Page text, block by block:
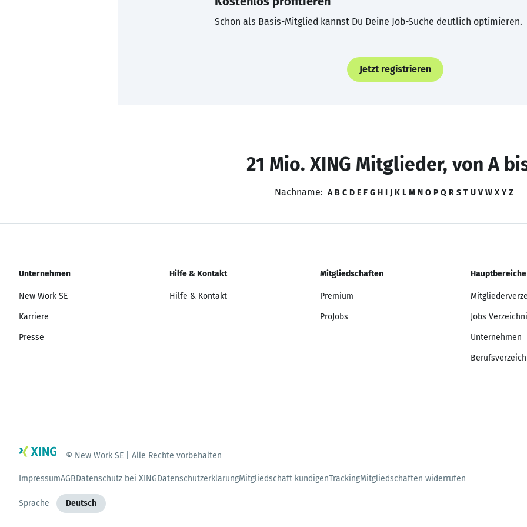
Schon als Basis-Mitglied kannst Du Deine Job-Suche deutlich optimieren.
Jetzt registrieren
21 Mio. XING Mitglieder, von A
Nachname: A B C D E F G H I J K L M N O P Q R S T U V W X Y Z
Unternehmen
New Work SE
Karriere
Presse
Hilfe & Kontakt
Hilfe & Kontakt
Mitgliedschaften
Premium
ProJobs
Hauptbereiche
Jobs
Unternehmen
© New Work SE | Alle Rechte vorbehalten
ImpressumAGBDatenschutz bei XINGDatenschutzerklärungMitgliedschaft kündigenTrackingMitgliedschaften widerrufen
Sprache Deutsch